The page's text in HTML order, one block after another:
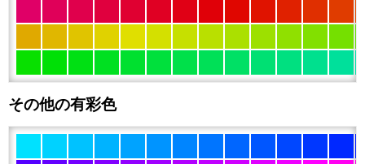
その他の有彩色